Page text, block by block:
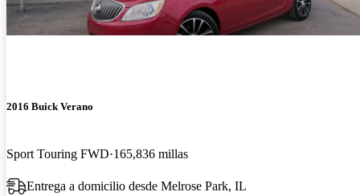
2016 Buick Verano
Sport Touring FWD 165,836 millas
Entrega a domicilio desde Melrose Park, IL